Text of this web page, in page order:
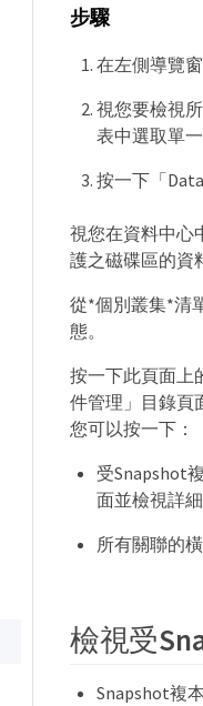
步驟
在左側導覽
視您要檢視
表中選取單一
按一下「
視您在資料中心
護之磁碟區的資
從*個別叢集*清
態。
按一下此頁面上
件管理」目錄頁
您可以按一下：
受Snapshot
面並檢視詳細
所有關聯的
檢視受
Snapshot複